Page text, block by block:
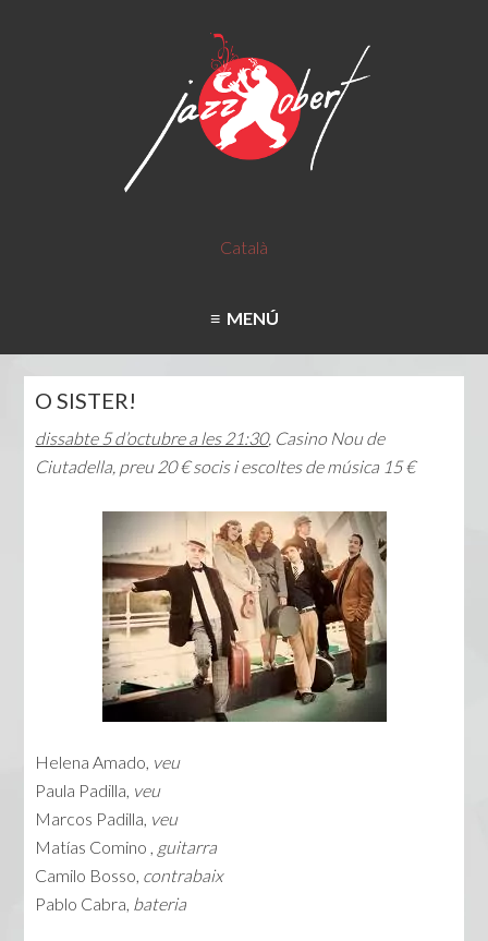
Català
MENÚ
O SISTER!
dissabte 5 d’octubre a les 21:30, Casino Nou de
Ciutadella, preu 20 € socis i escoltes de música 15 €
Helena Amado, veu
Paula Padilla, veu
Marcos Padilla, veu
Matías Comino , guitarra
Camilo Bosso, contrabaix
Pablo Cabra, bateria